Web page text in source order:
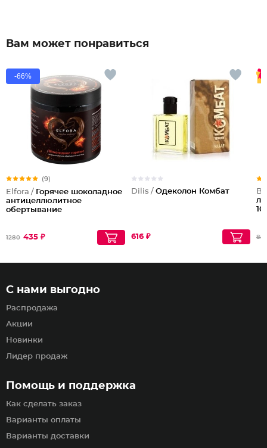
Вам может понравиться
-66%
(9)
Elfora / Горячее шоколадное
антицеллюлитное
обертывание
1280 435 ₽
Dilis / Одеколон Комбат
616 ₽ 856
Помощь и поддержка
Как сделать заказ
Варианты оплаты
Варианты доставки
С нами выгодно
Распродажа
Акции
Новинки
Лидер продаж